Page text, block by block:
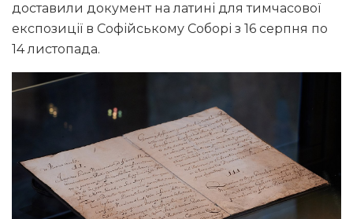
доставили документ на латині для тимчасової
експозиції в Софійському Соборі з 16 серпня по
14 листопада.